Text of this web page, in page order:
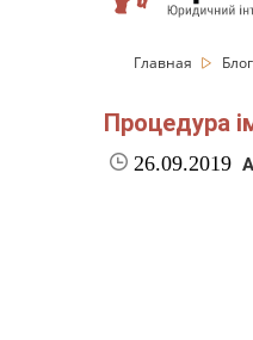
Главная Блог
Процедура
26.09.2019